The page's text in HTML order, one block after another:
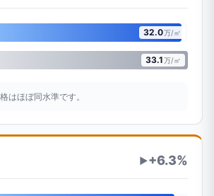
32.0万/㎡
33.1万/㎡
はほぼ同水準です。
▶+6.3%